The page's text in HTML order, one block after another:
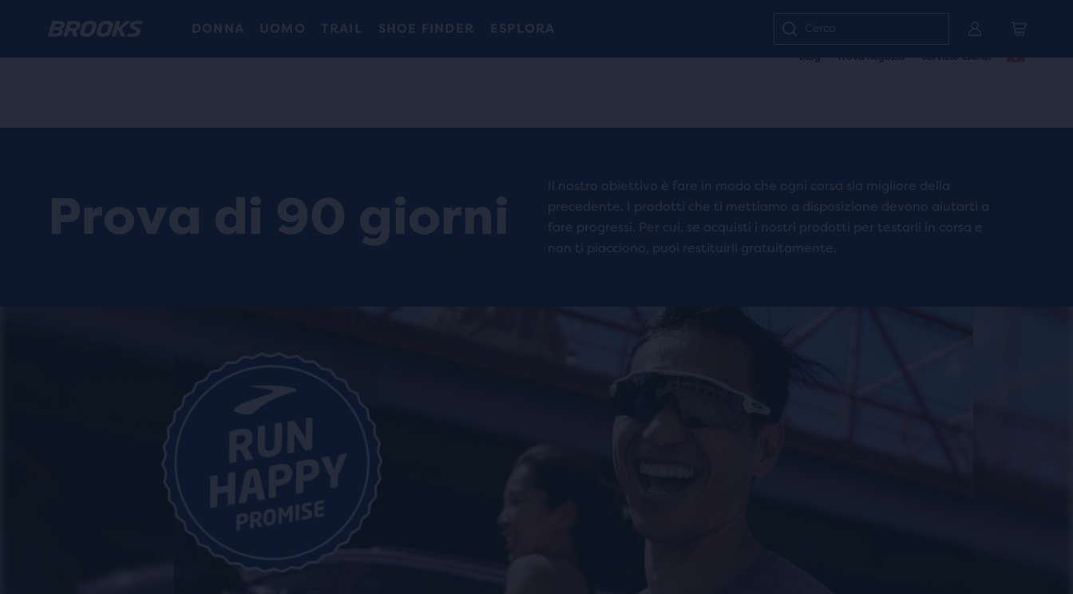
La nuovissima Ghost Amp è arrivata - Acquista
Ti presentiamo la nuova collezione Cascadia -
Spedizione gratuita per tutti gli ordini superiori a CHF 100
Blog Trova negozio Servizio Clienti
DONNA UOMO TRAIL SHOE FINDER
ESPLORA
Inserisci
parola
numero
Prova di 90 giorni
Il nostro obiettivo è fare in modo che ogni corsa sia migliore della
precedente. I prodotti che ti mettiamo a disposizione devono aiutarti a
fare progressi. Per cui, se acquisti i nostri prodotti per testarli in corsa e
non ti piacciono, puoi restituirli gratuitamente.